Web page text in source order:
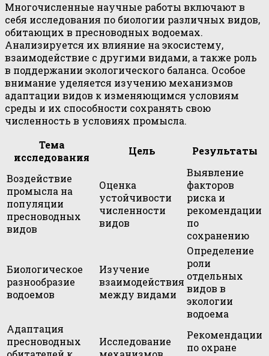
Многочисленные научные работы включают в
себя исследования по биологии различных видов,
обитающих в пресноводных водоемах.
Анализируется их влияние на экосистему,
взаимодействие с другими видами, а также роль
в поддержании экологического баланса. Особое
внимание уделяется изучению механизмов
адаптации видов к изменяющимся условиям
среды и их способности сохранять свою
численность в условиях промысла.
Тема
исследования
Цель Результаты
Воздействие
промысла на
популяции
пресноводных
видов
Оценка
устойчивости
численности
видов
Выявление
факторов
риска и
рекомендации
по
сохранению
Биологическое
разнообразие
водоемов
Изучение
взаимодействия
между видами
Определение
роли
отдельных
видов в
экологии
водоема
Адаптация
пресноводных
Исследование
Рекомендации
по охране